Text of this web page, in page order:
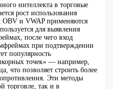
интеллекта в торговые
рост использования
OBV и VWAP применяются
для выявления
после чего вход
при подтверждении
популярность
точек» — например,
что позволяет строить более
Эти методы
торговле, так и в